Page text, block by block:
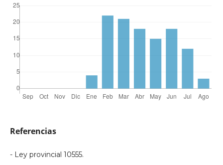
Referencias
- Ley provincial 10555.